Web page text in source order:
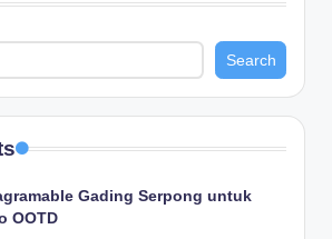
Search
Gading Serpong untuk
OOTD